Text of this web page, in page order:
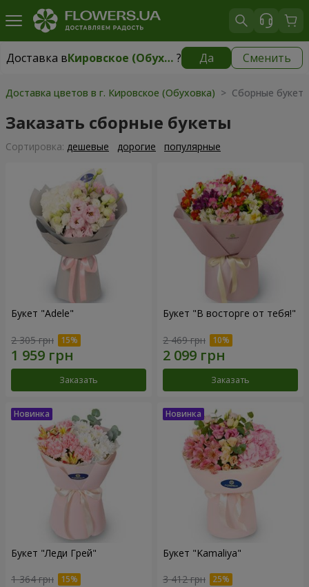
Доставка в Кировское (Обуховка) ? Да Сменить
Доставка вКировское (Обуховка) бесплатно
Доставка цветов в г. Кировское (Обуховка) > Сборные
Заказать сборные букеты
Cортировка: дешевые дорогие популярные
Букет "Adele"
2 305 грн
Заказать
Букет "В восторге от тебя!"
2 469 грн
Заказать
Букет "Леди Грей"
1 364 грн
Букет "Kamaliya"
3 412 грн